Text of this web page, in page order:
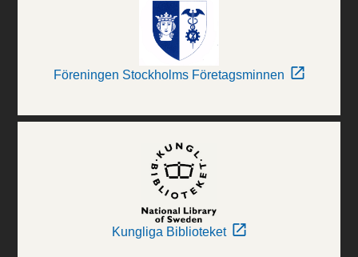
Föreningen Stockholms Företagsminnen
Kungliga Biblioteket